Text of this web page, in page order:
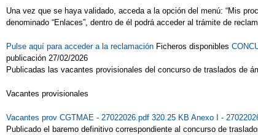
Una vez que se haya validado, acceda a la opción del menú: “Mis
denominado “Enlaces”, dentro de él podrá acceder al trámite de
Pulse aquí para acceder a la reclamación Ficheros disponibles
publicación 27/02/2026
Publicadas las vacantes provisionales del concurso de traslados de
Vacantes provisionales
Vacantes prov CGTMAE - 27022026.pdf 320.25 KB Anexo I -
Publicado el baremo definitivo correspondiente al concurso de